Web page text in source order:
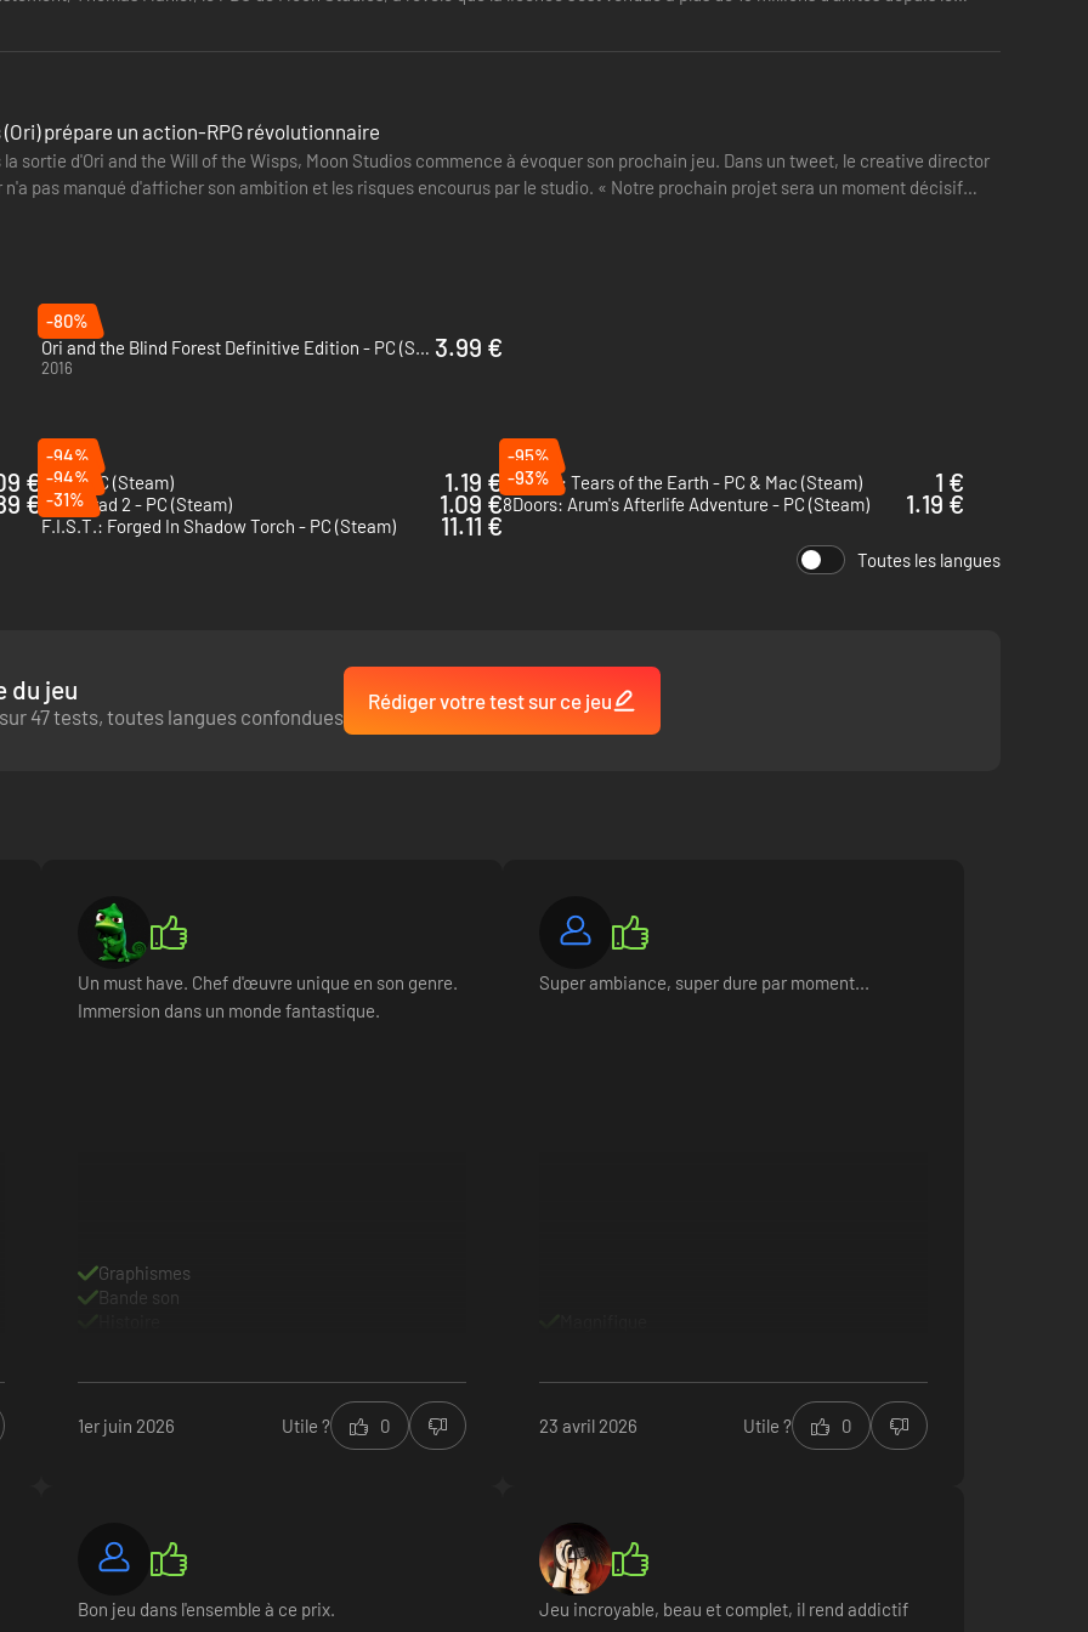
profit la réverbération à convolution, jusqu'ici impossible en temps réel. Disponible sur Xbox Series X et S.
se chargent considérablement plus vite grâce au SSD exclusif intégré aux Xbox Series X|S.
reprenez instantanément là où vous en étiez.
pour votre console et téléchargez gratuitement la version optimisée pour votre appareil Xbox.
:
émotion"
à couper le souffle"
à venir"
jeu de passion, fait avec le cœur."
cœur et vous procurera une immense joie de vivre."
qui sublime le genre Metroidvania"
(Ori) prépare un action-RPG révolutionnaire
la sortie d'Ori and the Will of the Wisps, Moon Studios commence à évoquer son prochain jeu. Dans un tweet, le creative director
n'a pas manqué d'afficher son ambition et les risques encourus par le studio. « Notre prochain projet sera un moment décisif
-80%
Ori and the Blind Forest Definitive Edition - PC (Steam)
2016
3.99 €
€
-94%
Hob - PC (Steam)
1.19 €
-95%
Astalon: Tears of the Earth - PC & Mac (Steam)
1 €
€
-94%
Teslagrad 2 - PC (Steam)
1.09 €
-93%
8Doors: Arum's Afterlife Adventure - PC (Steam)
1.19 €
-31%
F.I.S.T.: Forged In Shadow Torch - PC (Steam)
11.11 €
Toutes les langues
du jeu
47 tests, toutes langues confondues
Rédiger votre test sur ce jeu
Un must have. Chef d'œuvre unique en son genre.
Immersion dans un monde fantastique.
Graphismes
Bande son
1er juin 2026 Utile ? 0
Super ambiance, super dure par moment...
23 avril 2026 Utile ? 0
Bon jeu dans l'ensemble à ce prix. Jeu incroyable, beau et complet, il rend addictif